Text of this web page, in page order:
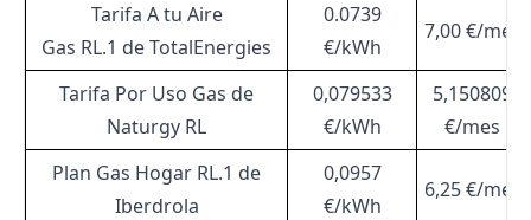
Tarifa A tu Aire
Gas RL.1 de TotalEnergies
0.0739
€/kWh
7,00 €/mes
Tarifa Por Uso Gas de
Naturgy RL
0,079533
€/kWh
5,150809
€/mes
Plan Gas Hogar RL.1 de
Iberdrola
0,0957
€/kWh
6,25 €/mes